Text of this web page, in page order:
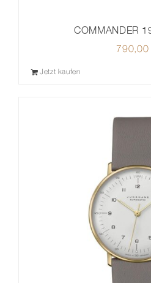
COMMANDER
790,00
Jetzt kaufen